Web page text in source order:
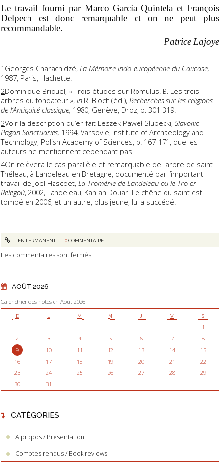
AOÛT 2026
Calendrier des notes en Août 2026
D L M M J V S
1
2
3 4 5 6 7
8
9
10 11 12 13 14
15
16
17 18 19 20 21
22
23
24 25 26 27 28
29
30
31
CATÉGORIES
A propos / Presentation
Comptes rendus / Book reviews
Le travail fourni par Marco García Quintela et François
Delpech est donc remarquable et on ne peut plus
recommandable.
Patrice Lajoye
1 Georges Charachidzé, La Mémoire indo-européenne du Caucase,
1987, Paris, Hachette.
2Dominique Briquel, « Trois études sur Romulus. B. Les trois
arbres du fondateur », in R. Bloch (éd.), Recherches sur les religions
de l’Antiquité classique, 1980, Genève, Droz, p. 301-319.
3Voir la description qu’en fait Leszek Paweł Słupecki, Slavonic
Pagan Sanctuaries, 1994, Varsovie, Institute of Archaeology and
Technology, Polish Academy of Sciences, p. 167-171, que les
auteurs ne mentionnent cependant pas.
4On relèvera le cas parallèle et remarquable de l’arbre de saint
Théleau, à Landeleau en Bretagne, documenté par l’important
travail de Joël Hascoët, La Troménie de Landeleau ou le Tro ar
Relegoù, 2002, Landeleau, Kan an Douar. Le chêne du saint est
tombé en 2006, et un autre, plus jeune, lui a succédé.
LIEN PERMANENT 0COMMENTAIRE
Les commentaires sont fermés.